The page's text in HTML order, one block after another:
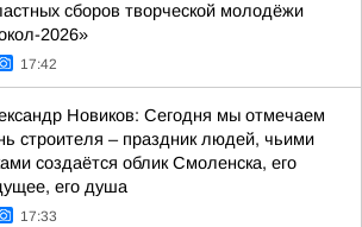
сборов творческой молодёжи
2026»
17:42
Новиков: Сегодня мы отмечаем
строителя – праздник людей, чьими
создаётся облик Смоленска, его
его душа
17:33